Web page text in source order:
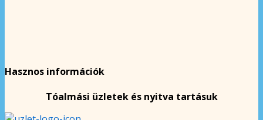
Hasznos információk
Tóalmási üzletek és nyitva tartásuk